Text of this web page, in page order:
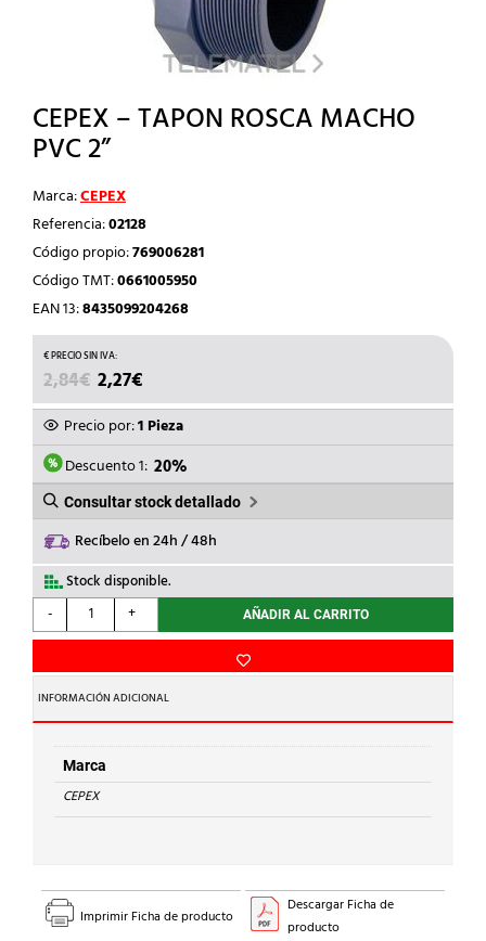
CEPEX – TAPON ROSCA MACHO
PVC 2”
Marca:CEPEX
Referencia:02128
Código propio:769006281
Código TMT:0661005950
EAN 13:8435099204268
2,84€ EL
PRECIO
ORIGINAL
ERA:
2,84€.
2,27€
PRECIO
ACTUAL
ES:
2,27€.
Precio por:1 Pieza
Descuento 1: 20%
Consultar stock detallado
Recíbelo en 24h / 48h
Stock disponible.
-
CEPEX
-
ROSCA
MACHO
PVC
2''
cantidad
+ AÑADIR AL CARRITO
INFORMACIÓN ADICIONAL
Marca
CEPEX
Imprimir Ficha de producto
Descargar Ficha de
producto